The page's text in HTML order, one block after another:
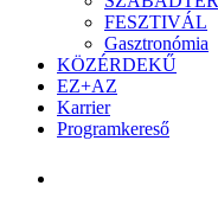
FESZTIVÁL
Gasztronómia
KÖZÉRDEKŰ
EZ+AZ
Karrier
Programkereső